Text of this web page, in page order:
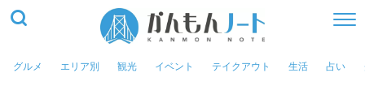
グルメ エリア別 観光 イベント テイクアウト 生活 占い